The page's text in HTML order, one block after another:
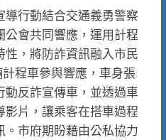
行動結合交通義勇警察
會共同響應，運用計程
，將防詐資訊融入市民
程車參與響應，車身張
動反詐宣傳車，並透過車
片，讓乘客在搭車過程
市府期盼藉由公私協力